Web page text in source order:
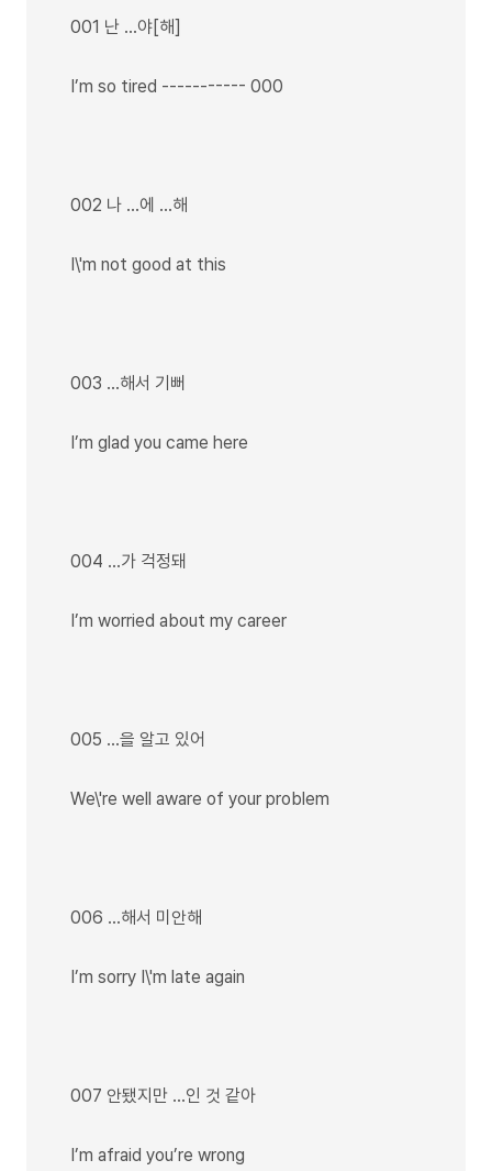
001 난 …야[해]
I’m so tired ----------- 000
002 나 ...에 ...해
I\'m not good at this
003 …해서 기뻐
I’m glad you came here
004 …가 걱정돼
I’m worried about my career
005 …을 알고 있어
We\'re well aware of your problem
006 ...해서 미안해
I’m sorry I\'m late again
007 안됐지만 …인 것 같아
I’m afraid you’re wrong